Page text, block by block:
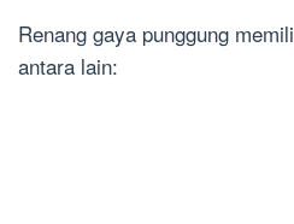
Renang gaya punggung
antara lain: